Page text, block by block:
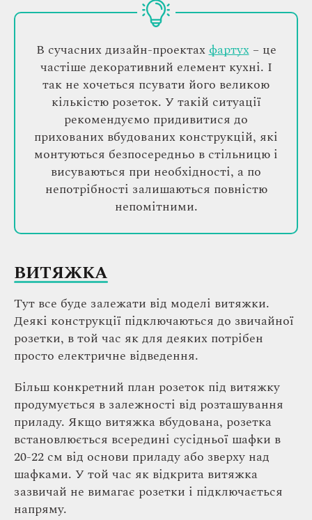
В сучасних дизайн-проектахфартух– це
частіше декоративний елемент кухні. І
так не хочеться псувати його великою
кількістю розеток. У такій ситуації
рекомендуємо придивитися до
прихованих вбудованих конструкцій, які
монтуються безпосередньо в стільницю і
висуваються при необхідності, а по
непотрібності залишаються повністю
непомітними.
ВИТЯЖКА
Тут все буде залежати від моделі витяжки.
Деякі конструкції підключаються до звичайної
розетки, в той час як для деяких потрібен
просто електричне відведення.
Більш конкретний план розеток під витяжку
продумується в залежності від розташування
приладу. Якщо витяжка вбудована, розетка
встановлюється всередині сусідньої шафки в
20-22 см від основи приладу або зверху над
шафками. У той час як відкрита витяжка
зазвичай не вимагає розетки і підключається
напряму.